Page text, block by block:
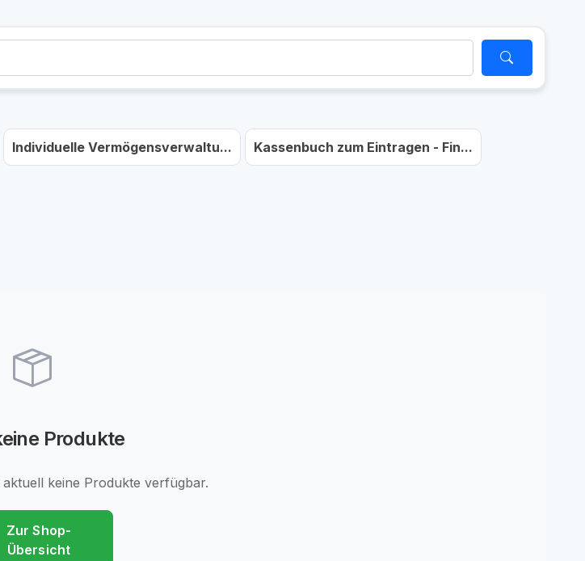
Individuelle Vermögensverwaltu... Kassenbuch zum Eintragen - Fin...
Produkte
keine Produkte verfügbar.
Zur Shop-
Übersicht